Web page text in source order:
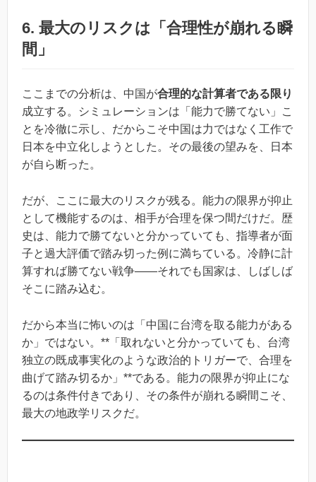
6. 最大のリスクは「合理性が崩れる瞬
間」
ここまでの分析は、中国が合理的な計算者である限り
成立する。シミュレーションは「能力で勝てない」こ
とを冷徹に示し、だからこそ中国は力ではなく工作で
日本を中立化しようとした。その最後の望みを、日本
が自ら断った。
だが、ここに最大のリスクが残る。能力の限界が抑止
として機能するのは、相手が合理を保つ間だけだ。歴
史は、能力で勝てないと分かっていても、指導者が面
子と過大評価で踏み切った例に満ちている。冷静に計
算すれば勝てない戦争――それでも国家は、しばしば
そこに踏み込む。
だから本当に怖いのは「中国に台湾を取る能力がある
か」ではない。**「取れないと分かっていても、台湾
独立の既成事実化のような政治的トリガーで、合理を
曲げて踏み切るか」**である。能力の限界が抑止にな
るのは条件付きであり、その条件が崩れる瞬間こそ、
最大の地政学リスクだ。